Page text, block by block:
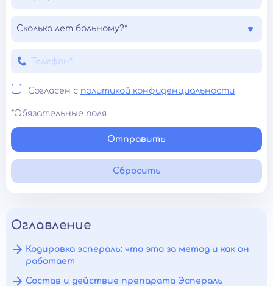
Сколько лет больному?*
Согласен с политикой конфиденциальности
*Обязательные поля
Отправить
Сбросить
Оглавление
Кодировка эспераль: что это за метод и как он
работает
Состав и действие препарата Эспераль